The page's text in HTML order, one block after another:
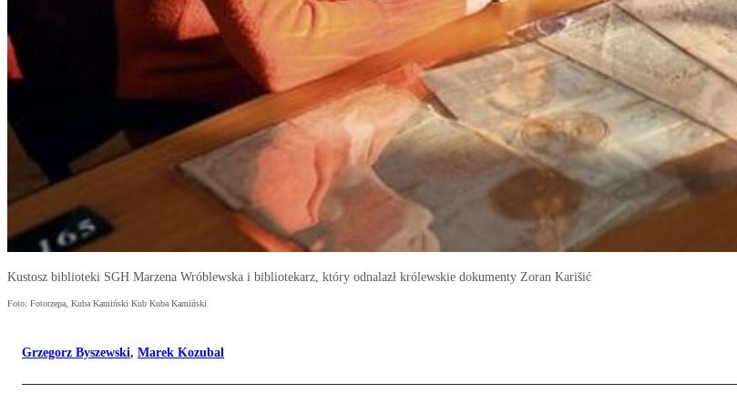
Ku­stosz bi­blio­te­ki SGH Ma­rze­na Wró­blew­ska i bi­blio­te­karz, któ­ry od­na­lazł królewskie do­ku­men­ty Zo­ran Ka­ri­šić
Foto: Fotorzepa, Kuba Kamiński Kub Kuba Kamiński
Grzegorz Byszewski, Marek Kozubal